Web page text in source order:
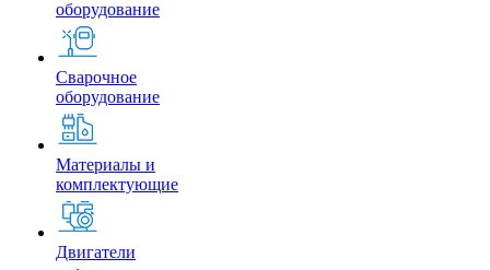
оборудование
Сварочное
оборудование
Материалы и
комплектующие
Двигатели